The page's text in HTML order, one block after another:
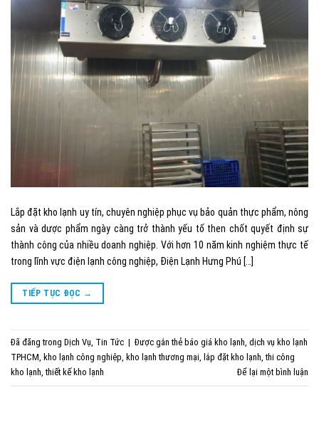
Lắp đặt kho lạnh uy tín, chuyên nghiệp phục vụ bảo quản thực phẩm, nông
sản và dược phẩm ngày càng trở thành yếu tố then chốt quyết định sự
thành công của nhiều doanh nghiệp. Với hơn 10 năm kinh nghiệm thực tế
trong lĩnh vực điện lạnh công nghiệp, Điện Lạnh Hưng Phú […]
TIẾP TỤC ĐỌC →
Đã đăng trong Dịch Vụ, Tin Tức | Được gắn thẻ báo giá kho lạnh, dịch vụ kho lạnh
TPHCM, kho lạnh công nghiệp, kho lạnh thương mại, lắp đặt kho lạnh,thi công
kho lạnh,thiết kế kho lạnh Để lại một bình luận